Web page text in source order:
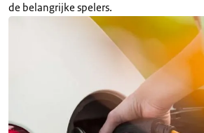
de belangrijke spelers.